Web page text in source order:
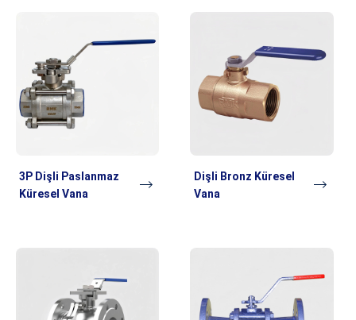
3P Dişli Paslanmaz
Küresel Vana
Dişli Bronz Küresel
Vana